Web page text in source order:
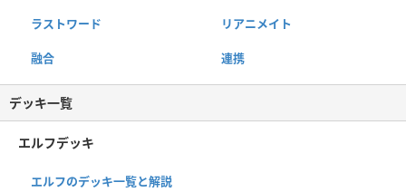
ラストワード リアニメイト
融合 連携
デッキ一覧
エルフデッキ
エルフのデッキ一覧と解説